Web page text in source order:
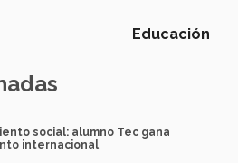
Educación
social: alumno Tec gana
internacional